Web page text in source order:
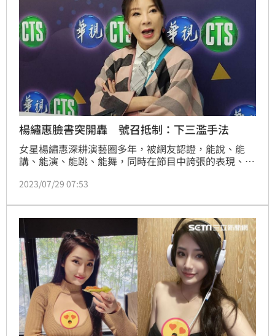
楊繡惠臉書突開轟 號召抵制：下三濫手法
女星楊繡惠深耕演藝圈多年，被網友認證，能說、能
講、能演、能跳、能舞，同時在節目中誇張的表現、自
細心，又不忘提攜後輩，種種好表現讓她受到外界喜
讓楊繡惠得知後怒炸了。林呈育報導
2023/07/29 07:53